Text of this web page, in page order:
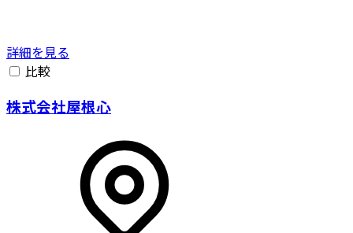
詳細を見る
比較
株式会社屋根心